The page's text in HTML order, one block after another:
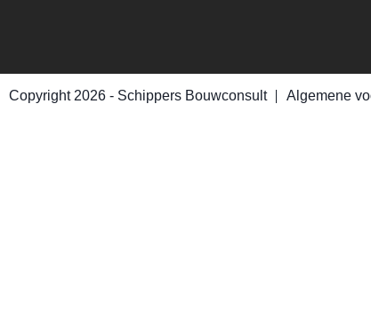
Copyright 2026 - Schippers Bouwconsult Algemene